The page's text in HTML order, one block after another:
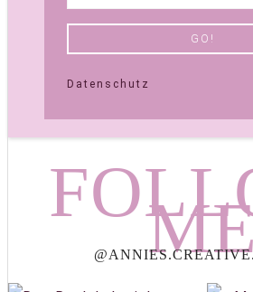
Datenschutz